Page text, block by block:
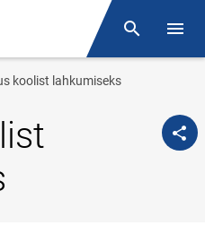
Otsing
koolist lahkumiseks